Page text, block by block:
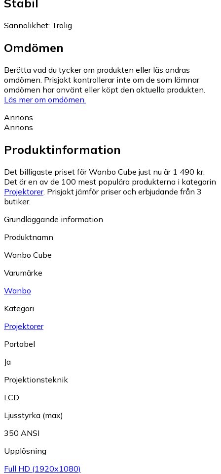
Stabil
Sannolikhet: Trolig
Omdömen
Berätta vad du tycker om produkten eller läs andras
omdömen. Prisjakt kontrollerar inte om de som lämnar
omdömen har använt eller köpt den aktuella produkten.
Läs mer om omdömen.
Annons
Annons
Produktinformation
Det billigaste priset för Wanbo Cube just nu är 1 490 kr.
Det är en av de 100 mest populära produkterna i kategorin
Projektorer. Prisjakt jämför priser och erbjudande från 3
butiker.
Grundläggande information
Produktnamn
Wanbo Cube
Varumärke
Wanbo
Kategori
Projektorer
Portabel
Ja
Projektionsteknik
LCD
Ljusstyrka (max)
350 ANSI
Upplösning
Full HD (1920x1080)